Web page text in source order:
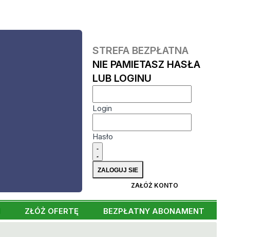
STREFA BEZPŁATNA
NIE PAMIETASZ HASŁA
LUB LOGINU
Login
Hasło
ZAŁÓŻ KONTO
ZŁÓŻ OFERTĘ BEZPŁATNY ABONAMENT